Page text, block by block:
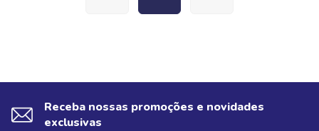
Receba nossas promoções e novidades
exclusivas